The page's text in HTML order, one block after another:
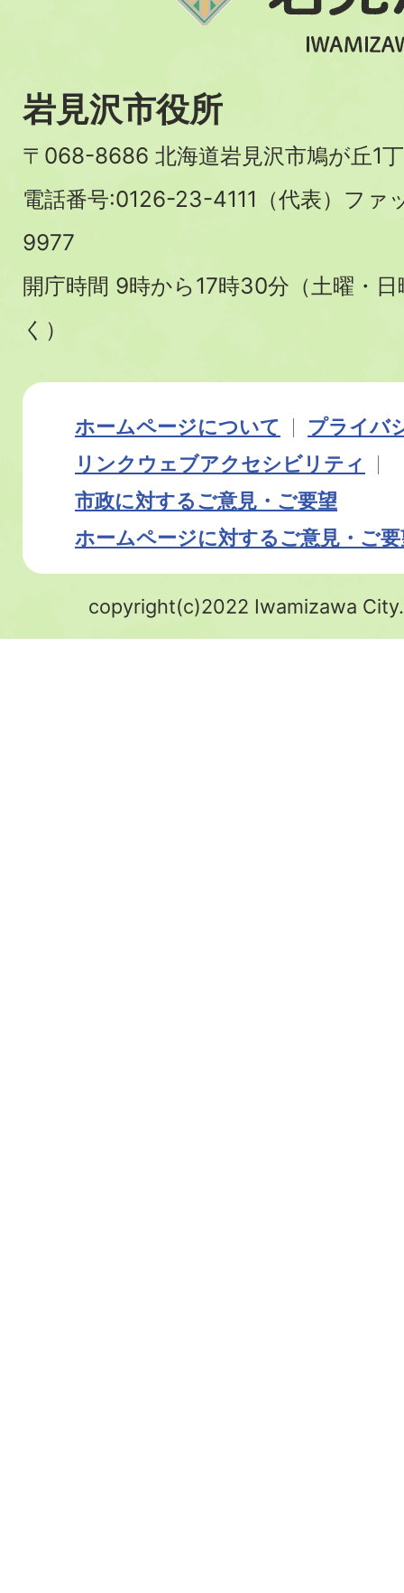
岩見沢市役所
〒068-8686 北海道岩見沢市鳩が丘1
電話番号:0126-23-4111（代表）フ
9977
開庁時間 9時から17時30分（土曜・
く）
ホームページについて
プライバ
リンク ウェブアクセシビリティ
市政に対するご意見・ご要望
ホームページに対するご意見・ご
copyright(c)2022 Iwamizawa